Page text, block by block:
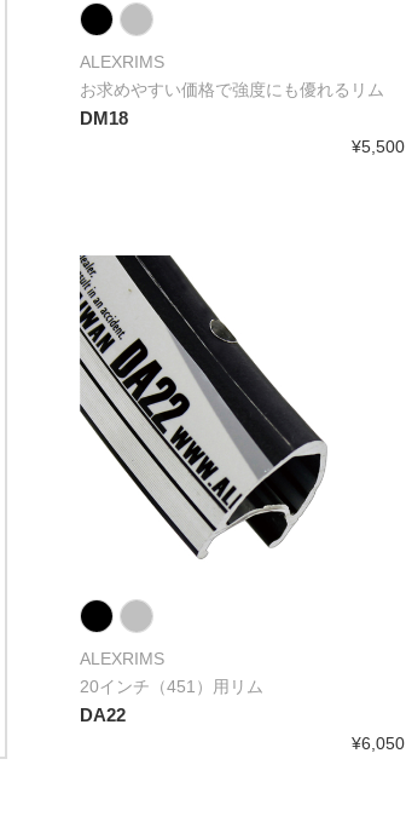
ALEXRIMS
お求めやすい価格で強度にも優れるリム
DM18
¥5,500
ALEXRIMS
20インチ（451）用リム
DA22
¥6,050